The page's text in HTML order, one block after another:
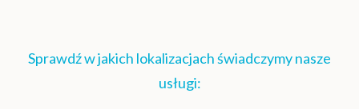
Sprawdź w jakich lokalizacjach świadczymy nasze
usługi: